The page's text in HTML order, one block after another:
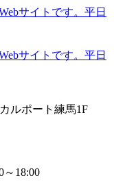
ルポート練馬1F
18:00